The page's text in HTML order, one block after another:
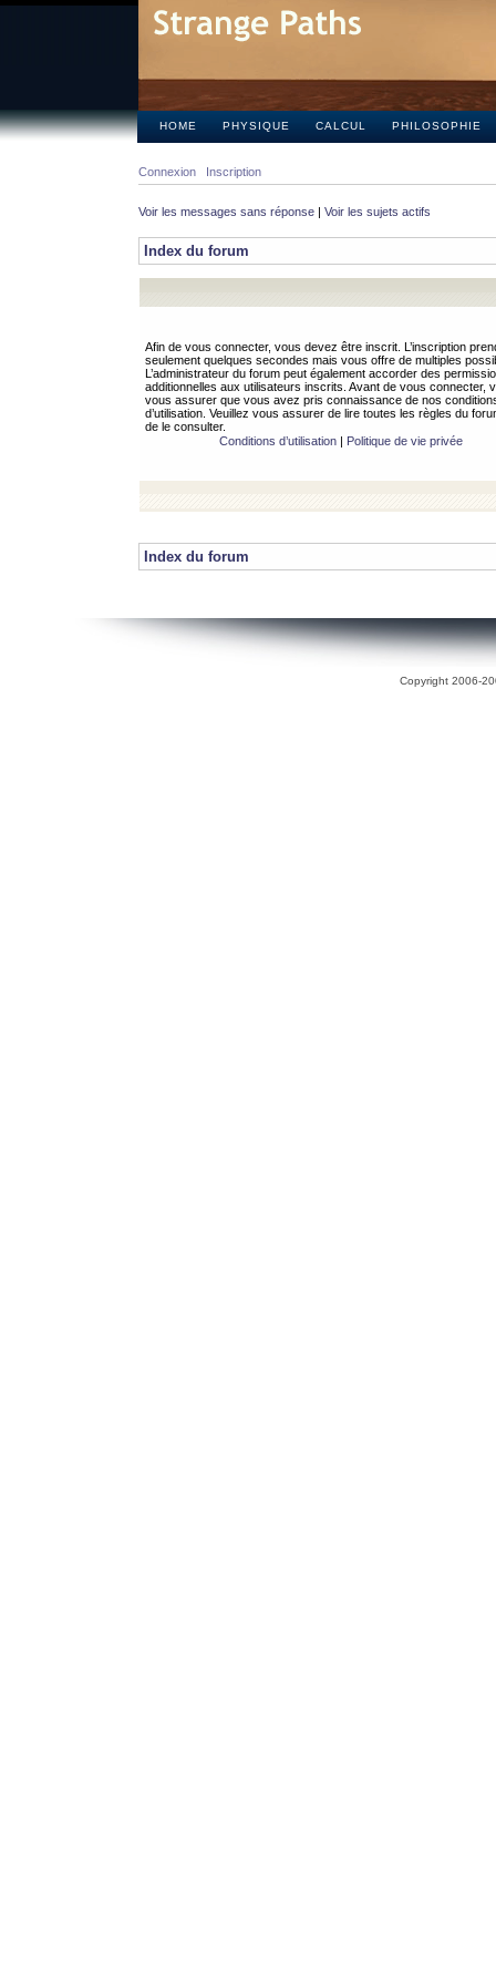
HOME PHYSIQUE CALCUL PHILOSOPHIE
Connexion Inscription
Voir les messages sans réponse | Voir les sujets actifs
Index du forum
Afin de vous connecter, vous devez être inscrit. L’inscription
seulement quelques secondes mais vous offre de multiples
L’administrateur du forum peut également accorder des
additionnelles aux utilisateurs inscrits. Avant de vous connecter,
vous assurer que vous avez pris connaissance de nos
d’utilisation. Veuillez vous assurer de lire toutes les règles du
de le consulter.
Conditions d’utilisation| Politique de vie privée
Index du forum
Copyright 2006-